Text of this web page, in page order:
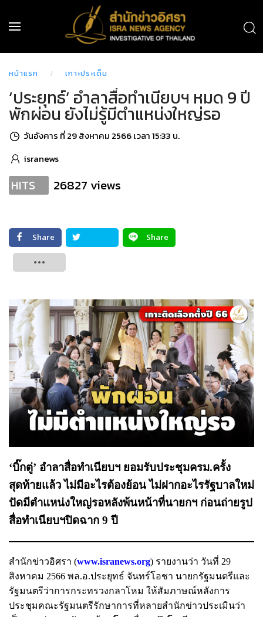
หน้าแรก เกาะประเด็น
‘ประยุทธ์’ อำลาสื่อทำเนียบฯ หมด 9 ปี
พักผ่อน ยังไม่รู้มีตำแหน่งใหญ่รอ
วันอังคาร ที่ 29 สิงหาคม 2566 เวลา 15:33 น.
isranews
HITS 26827 views
Share
Share
‘บิ๊กตู่’ อำลาสื่อทำเนียบฯ ยอมรับประชุมครม.ครั้ง
สุดท้ายแล้ว ไม่มีอะไรต้องย้อน ไม่ฝากอะไรรัฐบาลใหม่
ปัดมีตำแหน่งใหญ่รอหลังพ้นหน้าที่นายกฯ ก่อนถ่ายรูป
สื่อทำเนียบฯปิดฉาก 9 ปี
สำนักข่าวอิศรา (www.isranews.org) รายงานว่า วันที่ 29
สิงหาคม 2566 พล.อ.ประยุทธ์ จันทร์โอชา นายกรัฐมนตรีและ
รัฐมนตรีว่าการกระทรวงกลาโหม ให้สัมภาษณ์หลังการ
ประชุมคณะรัฐมนตรีรักษาการที่หลายสำนักข่าวประเมินว่า